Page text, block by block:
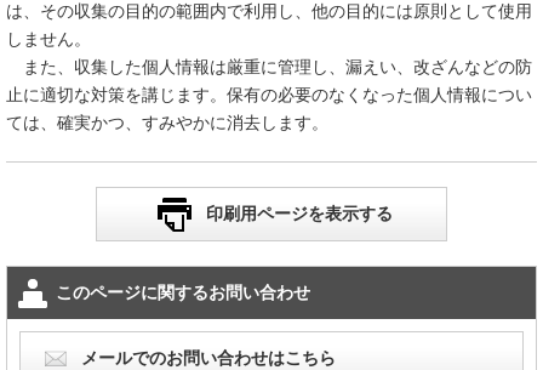
は、その収集の目的の範囲内で利用し、他の目的には原則として使用
しません。
また、収集した個人情報は厳重に管理し、漏えい、改ざんなどの防
止に適切な対策を講じます。保有の必要のなくなった個人情報につい
ては、確実かつ、すみやかに消去します。
印刷用ページを表示する
このページに関するお問い合わせ
メールでのお問い合わせはこちら